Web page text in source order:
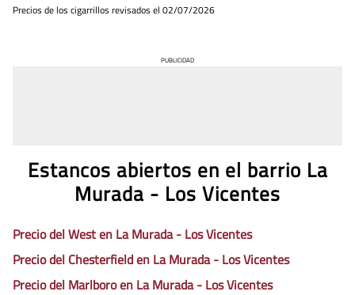
Precios de los cigarrillos revisados el 02/07/2026
PUBLICIDAD
Estancos abiertos en el barrio La
Murada - Los Vicentes
Precio del West en La Murada - Los Vicentes
Precio del Chesterfield en La Murada - Los Vicentes
Precio del Marlboro en La Murada - Los Vicentes